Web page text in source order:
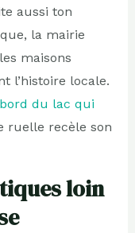
aussi ton
la mairie
maisons
l’histoire locale.
du lac qui
ruelle recèle son
loin